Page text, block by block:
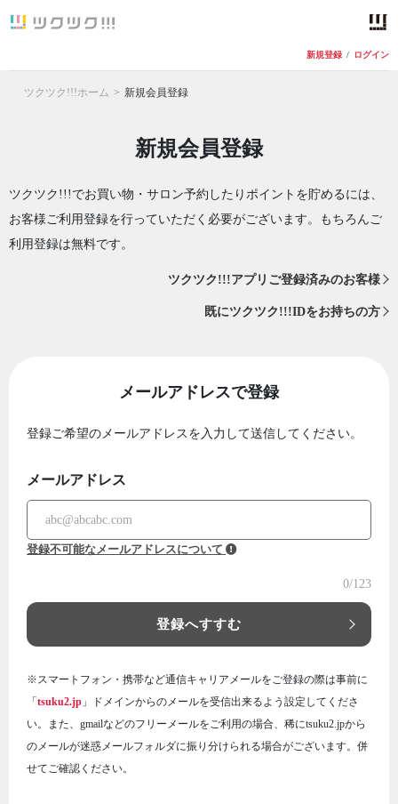
新規登録 / ログイン
ツクツク!!!ホーム 新規会員登録
新規会員登録
ツクツク!!!でお買い物・サロン予約したりポイントを貯めるには、
お客様ご利用登録を行っていただく必要がございます。もちろんご
利用登録は無料です。
ツクツク!!!アプリご登録済みのお客様
既にツクツク!!!IDをお持ちの方
メールアドレスで登録
登録ご希望のメールアドレスを入力して送信してください。
メールアドレス
登録不可能なメールアドレスについて
0/123
登録へすすむ
※スマートフォン・携帯など通信キャリアメールをご登録の際は事前に
「 tsuku2.jp 」ドメインからのメールを受信出来るよう設定してくださ
い。また、gmailなどのフリーメールをご利用の場合、稀にtsuku2.jpから
のメールが迷惑メールフォルダに振り分けられる場合がございます。併
せてご確認ください。